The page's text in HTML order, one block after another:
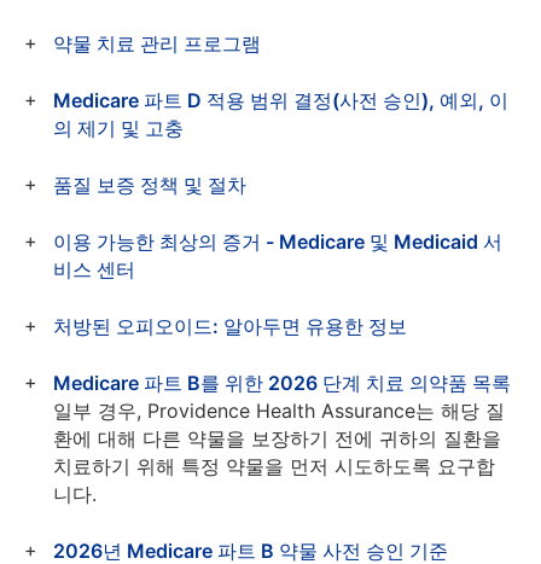
약물 치료 관리 프로그램
Medicare 파트 D 적용 범위 결정(사전 승인), 예외, 이
의 제기 및 고충
품질 보증 정책 및 절차
이용 가능한 최상의 증거 - Medicare 및 Medicaid 서
비스 센터
처방된 오피오이드: 알아두면 유용한 정보
Medicare 파트 B를 위한 2026 단계 치료 의약품 목록
일부 경우, Providence Health Assurance는 해당 질
환에 대해 다른 약물을 보장하기 전에 귀하의 질환을
치료하기 위해 특정 약물을 먼저 시도하도록 요구합
니다.
2026년 Medicare 파트 B 약물 사전 승인 기준